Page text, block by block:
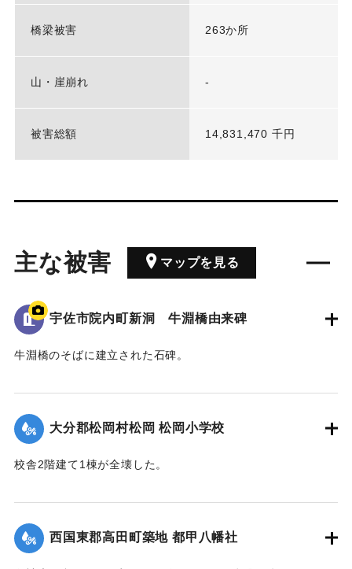
橋梁被害 263か所
山・崖崩れ -
被害総額 14,831,470 千円
主な被害 マップを見る
宇佐市院内町新洞 牛淵橋由来碑
牛淵橋のそばに建立された石碑。
側にある沖地区と北山地区の交通が寸断された。
その後、新たな橋が架けられたことを記念し、通行人に伝え
るためにこの位置に石碑が建立された。
り、ルース台風後に架けられた橋がそのまま使われている。
牛淵橋由来
此橋ノ下流約四丁許ノ䖏ニ梁瀬ノ渡リガアル古来土橋ヲ架ケ
大分郡松岡村松岡 松岡小学校
校舎2階建て1棟が全壊した。
｜固有コード: 005200122
西国東郡高田町築地 都甲八幡社